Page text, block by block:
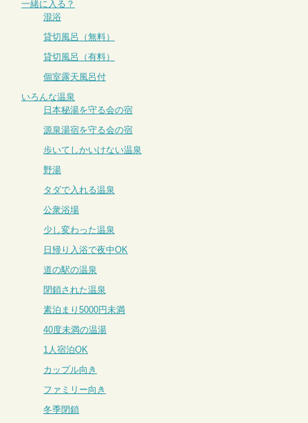
一緒に入る？
混浴
貸切風呂（無料）
貸切風呂（有料）
個室露天風呂付
いろんな温泉
日本秘湯を守る会の宿
源泉湯宿を守る会の宿
歩いてしかいけない温泉
野湯
タダで入れる温泉
公衆浴場
少し変わった温泉
日帰り入浴で夜中OK
道の駅の温泉
閉鎖された温泉
素泊まり5000円未満
40度未満の温湯
1人宿泊OK
カップル向き
ファミリー向き
冬季閉鎖